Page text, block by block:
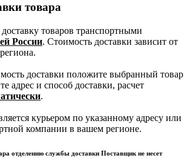
товара
товаров транспортными
России. Стоимость доставки зависит от
доставки положите выбранный товар
адрес и способ доставки, расчет
.
курьером по указанному адресу или
компании в вашем регионе.
отделению службы доставки Поставщик не несет